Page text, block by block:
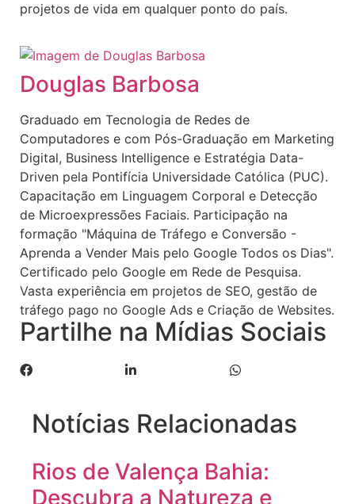
projetos de vida em qualquer ponto do país.
Douglas Barbosa
Graduado em Tecnologia de Redes de
Computadores e com Pós-Graduação em Marketing
Digital, Business Intelligence e Estratégia Data-
Driven pela Pontifícia Universidade Católica (PUC).
Capacitação em Linguagem Corporal e Detecção
de Microexpressões Faciais. Participação na
formação "Máquina de Tráfego e Conversão -
Aprenda a Vender Mais pelo Google Todos os Dias".
Certificado pelo Google em Rede de Pesquisa.
Vasta experiência em projetos de SEO, gestão de
tráfego pago no Google Ads e Criação de Websites.
Partilhe na Mídias Sociais
Notícias Relacionadas
Rios de Valença Bahia:
Descubra a Natureza e